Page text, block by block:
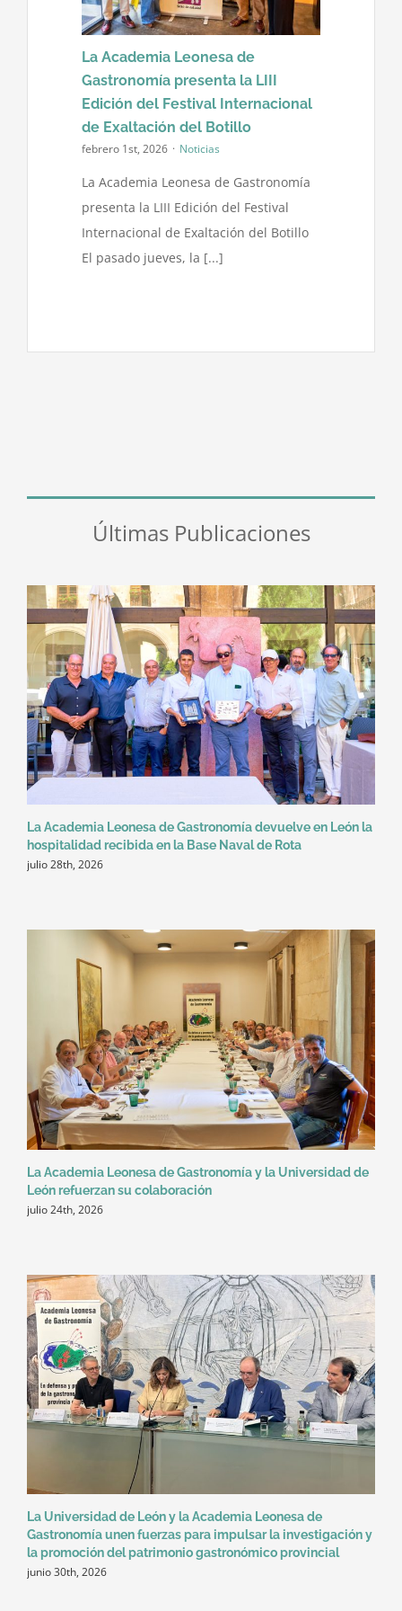
Contacto
La Academia Leonesa de
Gastronomía presenta la LIII
Edición del Festival Internacional
de Exaltación del Botillo
febrero 1st, 2026 · Noticias
La Academia Leonesa de Gastronomía
presenta la LIII Edición del Festival
Internacional de Exaltación del Botillo
El pasado jueves, la [...]
Últimas Publicaciones
La Academia Leonesa de Gastronomía devuelve en León la
hospitalidad recibida en la Base Naval de Rota
julio 28th, 2026
La Academia Leonesa de Gastronomía y la Universidad de
León refuerzan su colaboración
julio 24th, 2026
La Universidad de León y la Academia Leonesa de
Gastronomía unen fuerzas para impulsar la investigación y
la promoción del patrimonio gastronómico provincial
junio 30th, 2026